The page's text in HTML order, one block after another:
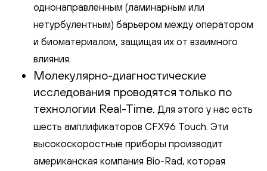
однонаправленным (ламинарным или
нетурбулентным) барьером между оператором
и биоматериалом, защищая их от взаимного
влияния.
Молекулярно-диагностические
исследования проводятся только по
технологии Real-Time. Для этого у нас есть
шесть амплификаторов CFX96 Touch. Эти
высокоскоростные приборы производит
американская компания Bio-Rad, которая